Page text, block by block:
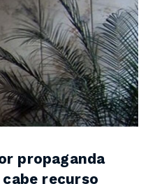
propaganda
recurso